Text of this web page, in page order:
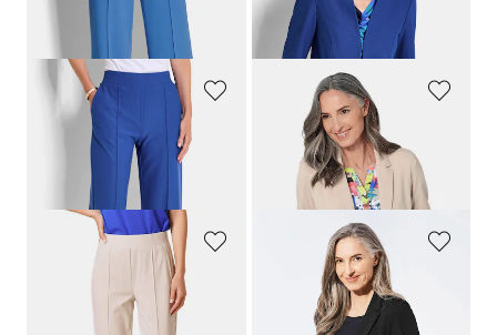
Verkorte broek VERA met biesjes
119,95 €
GOLDNER
169,95 €
Wijde broek SARA van viscose-jersey